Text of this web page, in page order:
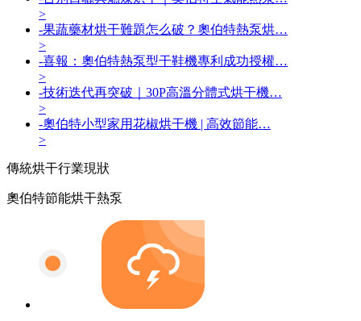
>
-果蔬藥材烘干難題怎么破？奧伯特熱泵烘…
>
-喜報：奧伯特熱泵型干鞋機專利成功授權…
>
-技術迭代再突破｜30P高溫分體式烘干機…
>
-奧伯特小型家用花椒烘干機 | 高效節能…
>
傳統烘干行業現狀
奧伯特節能烘干熱泵